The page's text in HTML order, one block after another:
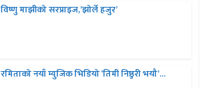
विष्णु माझीको सरप्राइज,’झोर्ले हजुर’
रमिताको नयाँ म्युजिक भिडियो ‘तिमी निष्ठुरी भयौ’...